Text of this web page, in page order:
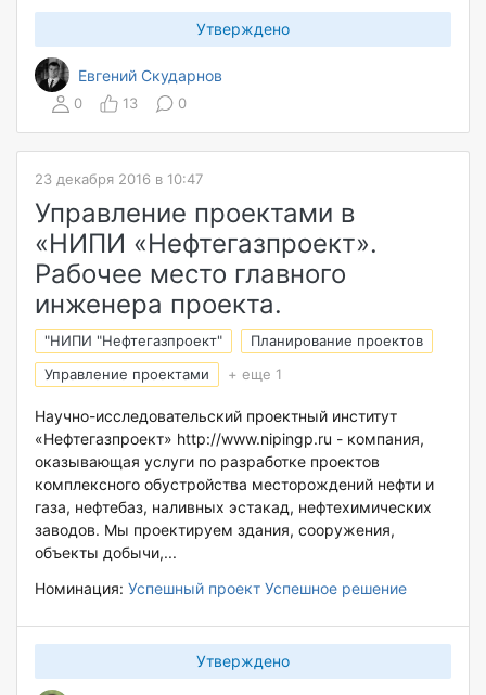
Евгений Скударнов
Утверждено
0 13 0
23 декабря 2016 в 10:47
Управление проектами в
«НИПИ «Нефтегазпроект».
Рабочее место главного
инженера проекта.
"НИПИ "Нефтегазпроект"
Планирование проектов
Управление проектами
+ еще 1
Научно-исследовательский проектный институт
«Нефтегазпроект» http://www.nipingp.ru - компания,
оказывающая услуги по разработке проектов
комплексного обустройства месторождений нефти и
газа, нефтебаз, наливных эстакад, нефтехимических
заводов. Мы проектируем здания, сооружения,
объекты добычи,...
Номинация: Успешный проект Успешное решение
Утверждено